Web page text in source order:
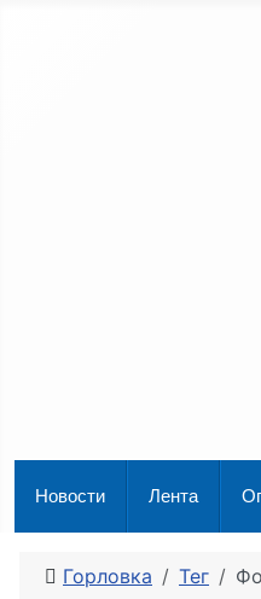
Новости Лента
Горловка Тег